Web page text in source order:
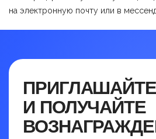
на электронную почту или в
И ПОЛУЧАЙТЕ